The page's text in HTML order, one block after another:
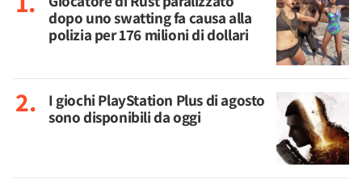
dopo uno swatting fa causa alla
polizia per 176 milioni di dollari
I giochi PlayStation Plus di agosto
sono disponibili da oggi